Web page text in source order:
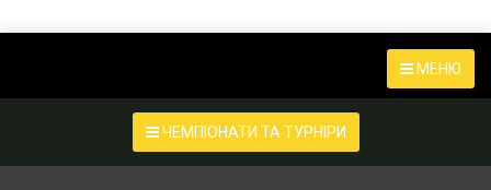
МЕНЮ
ЧЕМПІОНАТИ ТА ТУРНІРИ